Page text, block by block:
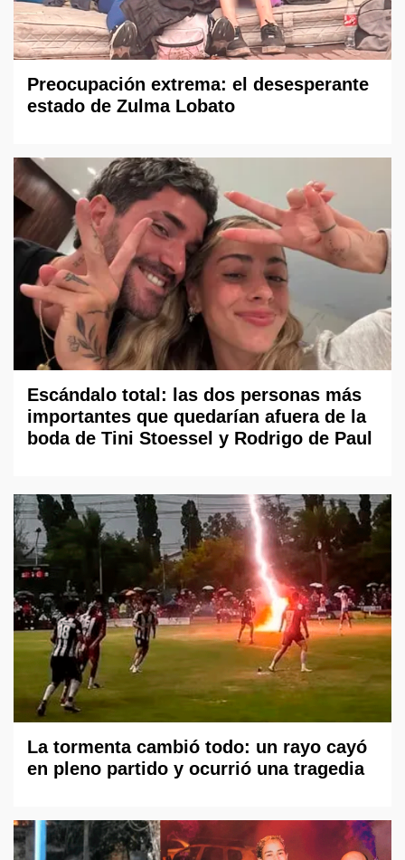
Preocupación extrema: el desesperante
estado de Zulma Lobato
Escándalo total: las dos personas más
importantes que quedarían afuera de la
boda de Tini Stoessel y Rodrigo de Paul
La tormenta cambió todo: un rayo cayó
en pleno partido y ocurrió una tragedia